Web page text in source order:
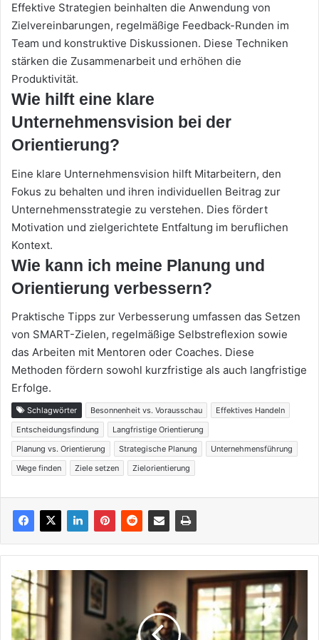
Effektive Strategien beinhalten die Anwendung von
Zielvereinbarungen, regelmäßige Feedback-Runden im
Team und konstruktive Diskussionen. Diese Techniken
stärken die Zusammenarbeit und erhöhen die
Produktivität.
Wie hilft eine klare
Unternehmensvision bei der
Orientierung?
Eine klare Unternehmensvision hilft Mitarbeitern, den
Fokus zu behalten und ihren individuellen Beitrag zur
Unternehmensstrategie zu verstehen. Dies fördert
Motivation und zielgerichtete Entfaltung im beruflichen
Kontext.
Wie kann ich meine Planung und
Orientierung verbessern?
Praktische Tipps zur Verbesserung umfassen das Setzen
von SMART-Zielen, regelmäßige Selbstreflexion sowie
das Arbeiten mit Mentoren oder Coaches. Diese
Methoden fördern sowohl kurzfristige als auch langfristige
Erfolge.
Schlagwörter Besonnenheit vs. Vorausschau
Effektives Handeln
Entscheidungsfindung
Langfristige Orientierung
Planung vs. Orientierung
Strategische Planung
Unternehmensführung
Wege finden
Ziele setzen Zielorientierung
Fokus
finden
statt
alles
gleichzeitig